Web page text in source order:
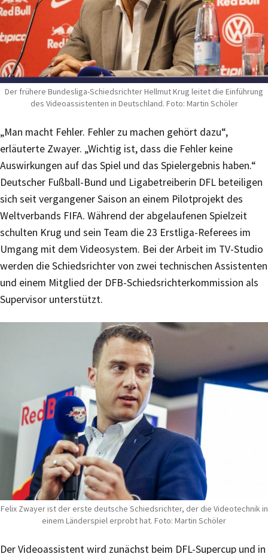
Der frühere Bundesliga-Schiedsrichter Hellmut Krug leitet die Einführung
des Videoassistenten in Deutschland. Foto: Martin Schöler
„Man macht Fehler. Fehler zu machen gehört dazu“,
erläuterte Zwayer. „Wichtig ist, dass die Fehler keine
Auswirkungen auf das Spiel und das Spielergebnis haben.“
Deutscher Fußball-Bund und Ligabetreiberin DFL beteiligen
sich seit vergangener Saison an einem Pilotprojekt des
Weltverbands FIFA. Während der abgelaufenen Spielzeit
schulten Krug und sein Team die 23 Erstliga-Referees im
Umgang mit dem Videosystem. Bei der Arbeit im TV-Studio
werden die Schiedsrichter von zwei technischen Assistenten
und einem Mitglied der DFB-Schiedsrichterkommission als
Supervisor unterstützt.
Felix Zwayer ist der erste deutsche Schiedsrichter, der die Videotechnik in
einem Länderspiel erprobt hat. Foto: Martin Schöler
Der Videoassistent wird zunächst beim DFL-Supercup und in